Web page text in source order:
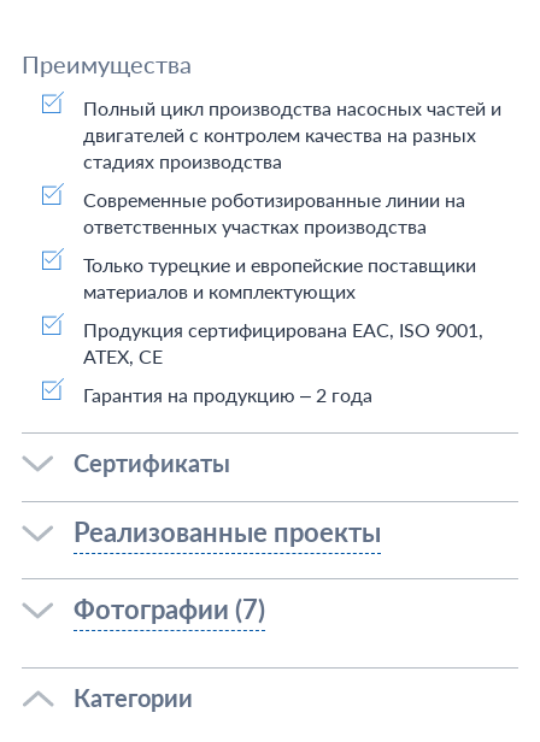
Преимущества
Полный цикл производства насосных частей и
двигателей с контролем качества на разных
стадиях производства
Современные роботизированные линии на
ответственных участках производства
Только турецкие и европейские поставщики
материалов и комплектующих
Продукция сертифицирована EAC, ISO 9001,
ATEX, CE
Гарантия на продукцию – 2 года
Сертификаты
Реализованные проекты
Фотографии (7)
Категории